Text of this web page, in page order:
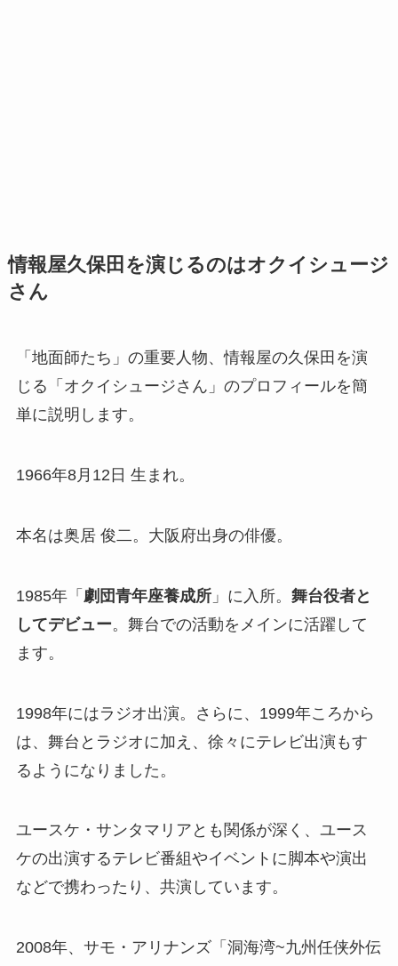
情報屋久保田を演じるのはオクイシュージ
さん
「地面師たち」の重要人物、情報屋の久保田を演
じる「オクイシュージさん」のプロフィールを簡
単に説明します。
1966年8月12日 生まれ。
本名は奥居 俊二。大阪府出身の俳優。
1985年「 劇団青年座養成所」に入所。 舞台役者と
してデビュー。舞台での活動をメインに活躍して
ます。
1998年にはラジオ出演。さらに、1999年ころから
は、舞台とラジオに加え、徐々にテレビ出演もす
るようになりました。
ユースケ・サンタマリアとも関係が深く、ユース
ケの出演するテレビ番組やイベントに脚本や演出
などで携わったり、共演しています。
2008年、サモ・アリナンズ「洞海湾~九州任侠外伝